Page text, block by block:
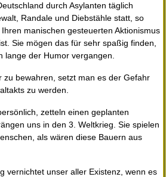
durch Asylanten täglich
Randale und Diebstähle statt, so
manischen gesteuerten Aktionismus
Sie mögen das für sehr spaßig finden,
lange der Humor vergangen.
zu bewahren, setzt man es der Gefahr
zu werden.
zetteln einen geplanten
uns in den 3. Weltkrieg. Sie spielen
als wären diese Bauern aus
vernichtet unser aller Existenz, wenn es